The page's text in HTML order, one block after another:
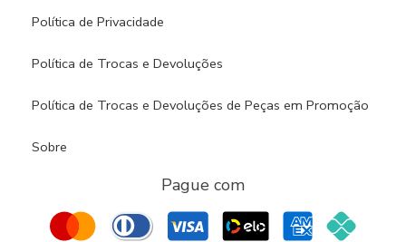
Política de Privacidade
Política de Trocas e Devoluções
Política de Trocas e Devoluções de Peças em Promoção
Sobre
Pague com